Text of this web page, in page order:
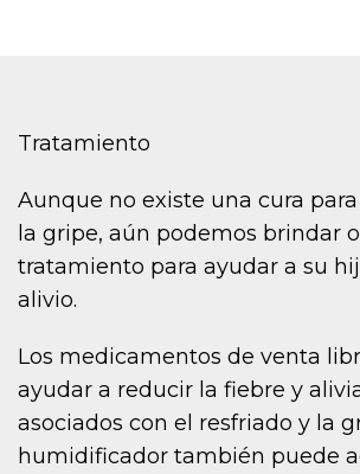
Tratamiento
Aunque no existe una cura
la gripe, aún podemos brindar
tratamiento para ayudar a su
alivio.
Los medicamentos de venta
ayudar a reducir la fiebre y
asociados con el resfriado y la
humidificador también puede